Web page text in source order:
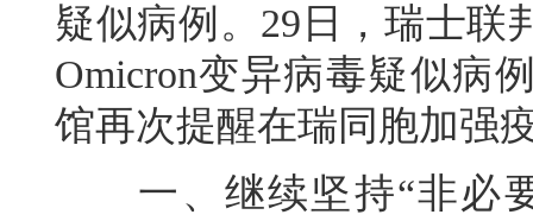
疑似病例。29日，瑞士联
Omicron变异病毒疑似病
馆再次提醒在瑞同胞加强
一、继续坚持“非必要